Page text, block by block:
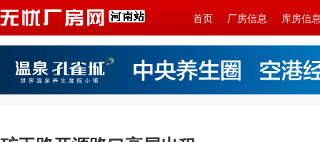
首页 厂房信息 库房信